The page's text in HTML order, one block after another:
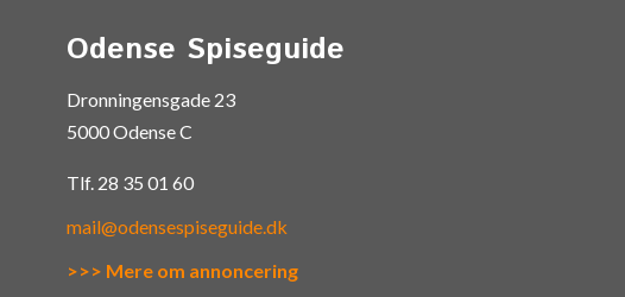
Odense Spiseguide
Dronningensgade 23
5000 Odense C
Tlf. 28 35 01 60
mail@odensespiseguide.dk
>>> Mere om annoncering